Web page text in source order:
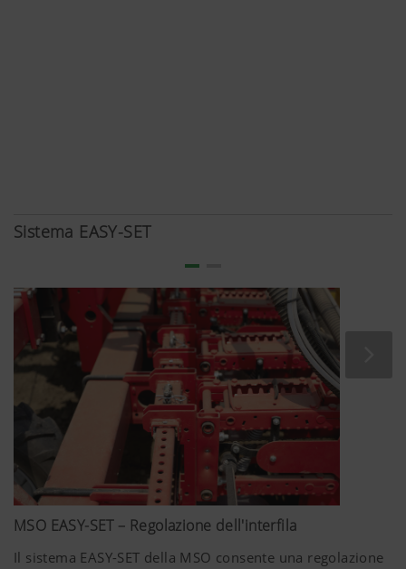
potete trovare informazioni
hl=dehttps://www.google.de/intl/de/
abbiamo nessun controllo sui Cookies di
bloccarli nelle impostazioni del vostro
Maggiori informazioni
Sistema EASY-SET
MSO EASY-SET – Regolazione dell'interfila
Il sistema EASY-SET della MSO consente una regolazione